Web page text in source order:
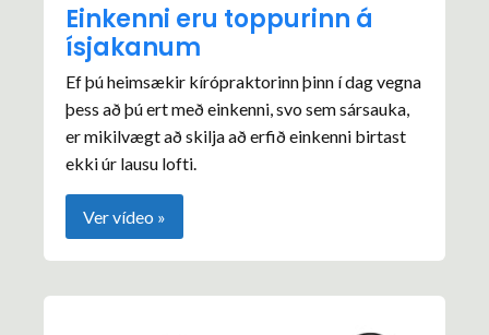
Einkenni eru toppurinn á
ísjakanum
Ef þú heimsækir kírópraktorinn þinn í dag vegna
þess að þú ert með einkenni, svo sem sársauka,
er mikilvægt að skilja að erfið einkenni birtast
ekki úr lausu lofti.
Ver vídeo »